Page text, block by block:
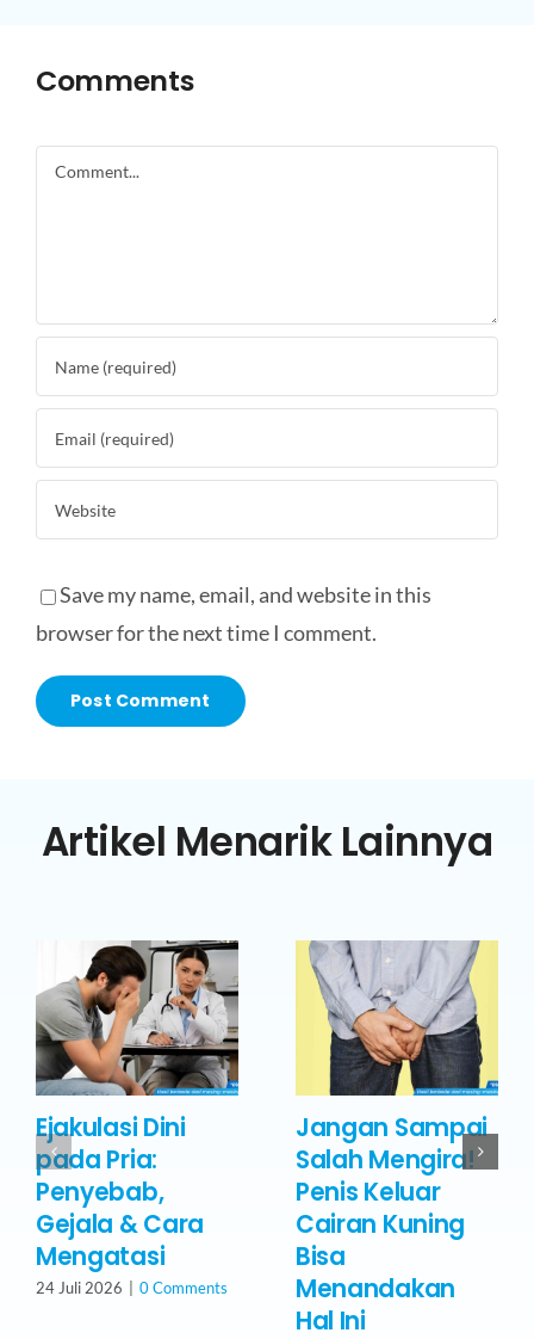
Comments
Comment
Save my name, email, and website in this
browser for the next time I comment.
Artikel Menarik Lainnya
Ejakulasi Dini
pada Pria:
Penyebab,
Gejala & Cara
Mengatasi
24 Juli 2026 0 Comments
Jangan Sampai
Salah Mengira!
Penis Keluar
Cairan Kuning
Bisa
Menandakan
Hal Ini